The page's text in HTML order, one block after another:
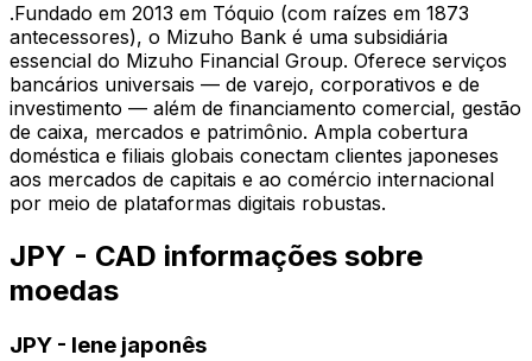
.Fundado em 2013 em Tóquio (com raízes em 1873
antecessores), o Mizuho Bank é uma subsidiária
essencial do Mizuho Financial Group. Oferece serviços
bancários universais — de varejo, corporativos e de
investimento — além de financiamento comercial, gestão
de caixa, mercados e patrimônio. Ampla cobertura
doméstica e filiais globais conectam clientes japoneses
aos mercados de capitais e ao comércio internacional
por meio de plataformas digitais robustas.
JPY - CAD informações sobre
moedas
JPY - Iene japonês